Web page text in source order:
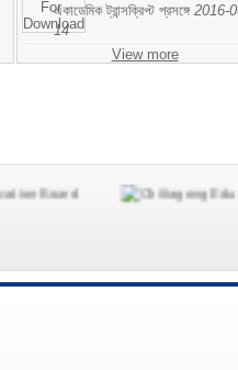
একাডেমিক ট্রান্সক্রিপ্ট প্রসঙ্গে 2016-
14
View more